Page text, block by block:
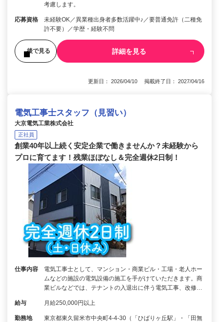
考慮します。
応募資格
未経験OK／異業種出身者多数活躍中♪／要普通免許（二種免
許不要）／学歴・経験不問
後で見る 詳細を見る
更新日： 2026/04/10 掲載終了日： 2027/04/16
電気工事士スタッフ（見習い）
大京電気工業株式会社
正社員
創業40年以上続く安定企業で働きませんか？未経験から
プロに育てます！残業ほぼなし＆完全週休2日制！
仕事内容
電気工事士として、マンション・商業ビル・工場・老人ホー
ムなどの施設の電気設備の施工を手がけていただきます。商
業ビルなどでは、テナントの入退出に伴う電気工事、改修…
給与 月給250,000円以上
勤務地
東京都東久留米市中央町4-4-30（「ひばりヶ丘駅」・「田無